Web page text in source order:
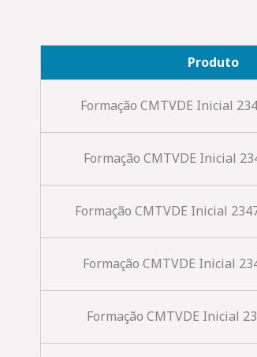
Produto
Formação CMTVDE Inicial
Formação CMTVDE Inicial
Formação CMTVDE Inicial
Formação CMTVDE Inicial
Formação CMTVDE Inicial